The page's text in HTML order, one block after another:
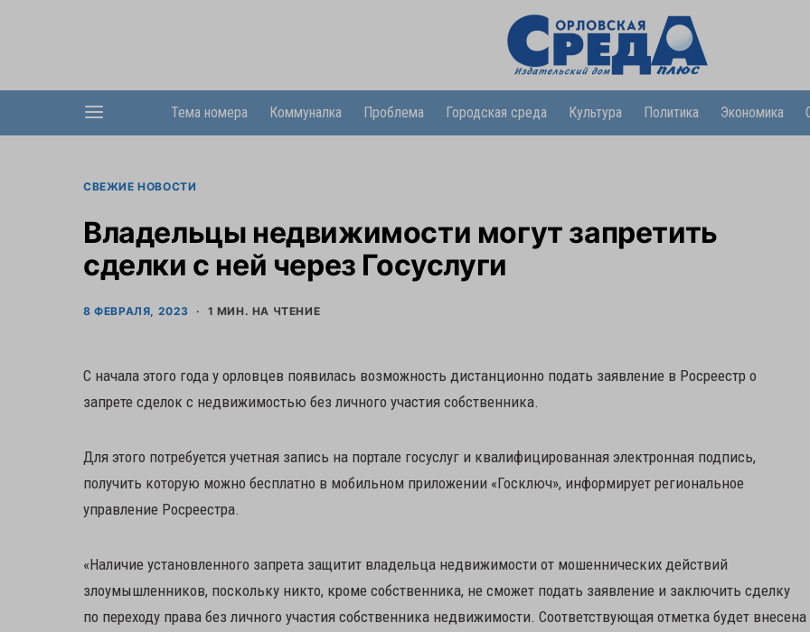
Тема номера Коммуналка Проблема Городская среда Культура Политика Экономика
СВЕЖИЕ НОВОСТИ
Владельцы недвижимости могут запретить
сделки с ней через Госуслуги
8 ФЕВРАЛЯ, 2023 1 МИН. НА ЧТЕНИЕ
С начала этого года у орловцев появилась возможность дистанционно подать заявление в Росреестр о
запрете сделок с недвижимостью без личного участия собственника.
Для этого потребуется учетная запись на портале госуслуг и квалифицированная электронная подпись,
получить которую можно бесплатно в мобильном приложении «Госключ», информирует региональное
управление Росреестра.
«Наличие установленного запрета защитит владельца недвижимости от мошеннических действий
злоумышленников, поскольку никто, кроме собственника, не сможет подать заявление и заключить сделку
по переходу права без личного участия собственника недвижимости. Соответствующая отметка будет внесена